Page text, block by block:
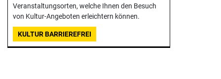
Veranstaltungsorten, welche Ihnen den Besuch
von Kultur-Angeboten erleichtern können.
KULTUR BARRIEREFREI